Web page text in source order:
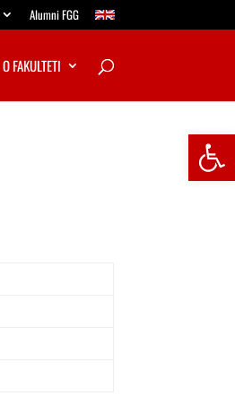
Alumni FGG
O FAKULTETI